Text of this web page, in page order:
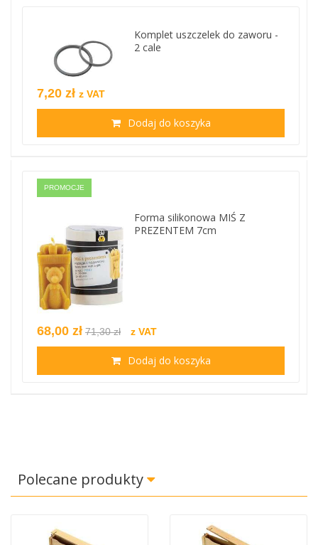
Komplet uszczelek do zaworu -
2 cale
7,20 zł z VAT
Dodaj do koszyka
PROMOCJE
Forma silikonowa MIŚ Z
PREZENTEM 7cm
68,00 zł 71,30 zł z VAT
Dodaj do koszyka
Polecane produkty